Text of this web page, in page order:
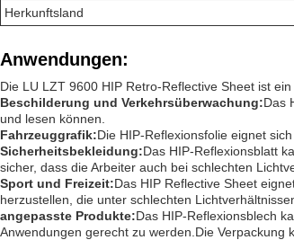
Herkunftsland
Anwendungen:
Die LU LZT 9600 HIP Retro-Reflective Sheet ist
Beschilderung und Verkehrsüberwachung:Das
und lesen können.
Fahrzeuggrafik:Die HIP-Reflexionsfolie eignet
Sicherheitsbekleidung:Das HIP-Reflexionsblatt
sicher, dass die Arbeiter auch bei schlechten
Sport und Freizeit:Das HIP Reflective Sheet
herzustellen, die unter schlechten
angepasste Produkte:Das HIP-Reflexionsblech
Anwendungen gerecht zu werden.Die Verpackung